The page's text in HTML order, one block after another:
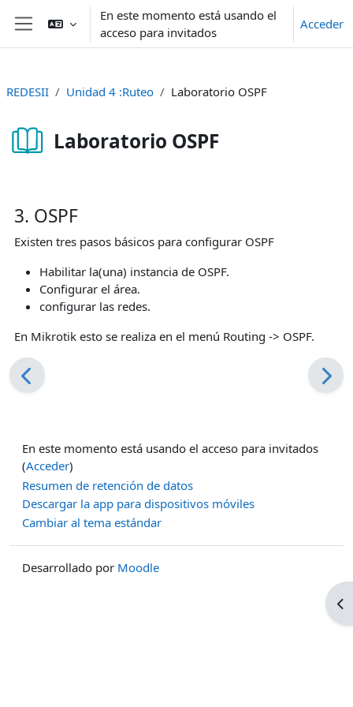
Salta al contenido principal
Panel lateral
En este momento está usando el
acceso para invitados
Acceder
REDESII Unidad 4 :Ruteo Laboratorio OSPF
Laboratorio OSPF
3. OSPF
Existen tres pasos básicos para configurar OSPF
Habilitar la(una) instancia de OSPF.
Configurar el área.
configurar las redes.
En Mikrotik esto se realiza en el menú Routing -> OSPF.
En este momento está usando el acceso para invitados
(Acceder)
Resumen de retención de datos
Descargar la app para dispositivos móviles
Cambiar al tema estándar
Desarrollado por Moodle